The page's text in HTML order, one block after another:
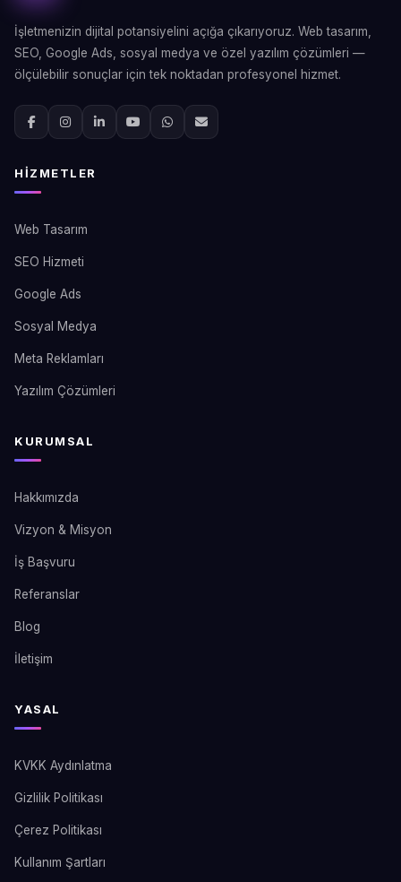
İşletmenizin dijital potansiyelini açığa çıkarıyoruz. Web tasarım,
SEO, Google Ads, sosyal medya ve özel yazılım çözümleri —
ölçülebilir sonuçlar için tek noktadan profesyonel hizmet.
HIZMETLER
Web Tasarım
SEO Hizmeti
Google Ads
Sosyal Medya
Meta Reklamları
Yazılım Çözümleri
KURUMSAL
Hakkımızda
Vizyon & Misyon
İş Başvuru
Referanslar
Blog
İletişim
YASAL
KVKK Aydınlatma
Gizlilik Politikası
Çerez Politikası
Kullanım Şartları